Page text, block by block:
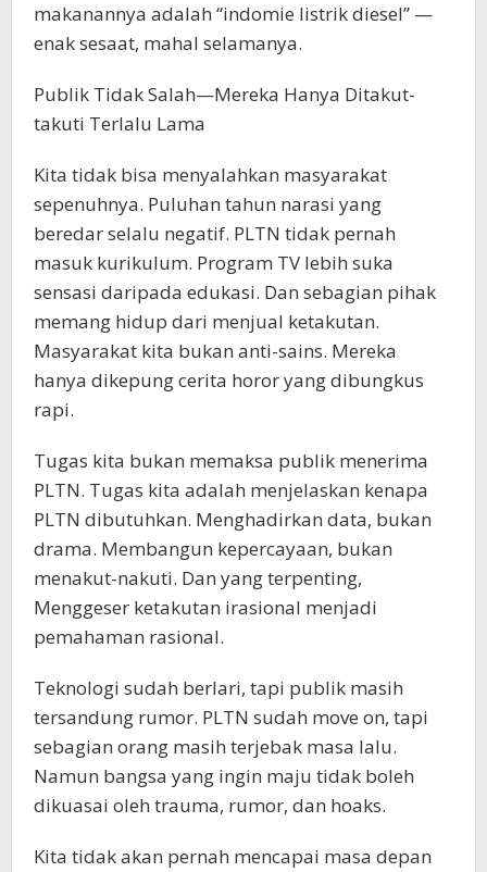
makanannya adalah “indomie listrik diesel” —
enak sesaat, mahal selamanya.
Publik Tidak Salah—Mereka Hanya Ditakut-
takuti Terlalu Lama
Kita tidak bisa menyalahkan masyarakat
sepenuhnya. Puluhan tahun narasi yang
beredar selalu negatif. PLTN tidak pernah
masuk kurikulum. Program TV lebih suka
sensasi daripada edukasi. Dan sebagian pihak
memang hidup dari menjual ketakutan.
Masyarakat kita bukan anti-sains. Mereka
hanya dikepung cerita horor yang dibungkus
rapi.
Tugas kita bukan memaksa publik menerima
PLTN. Tugas kita adalah menjelaskan kenapa
PLTN dibutuhkan. Menghadirkan data, bukan
drama. Membangun kepercayaan, bukan
menakut-nakuti. Dan yang terpenting,
Menggeser ketakutan irasional menjadi
pemahaman rasional.
Teknologi sudah berlari, tapi publik masih
tersandung rumor. PLTN sudah move on, tapi
sebagian orang masih terjebak masa lalu.
Namun bangsa yang ingin maju tidak boleh
dikuasai oleh trauma, rumor, dan hoaks.
Kita tidak akan pernah mencapai masa depan